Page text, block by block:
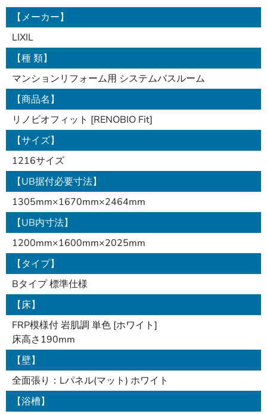
【メーカー】
LIXIL
【種 類】
マンションリフォーム用 システムバスルーム
【商品名】
リノビオフィット [RENOBIO Fit]
【サイズ】
1216サイズ
【UB据付必要寸法】
1305mm×1670mm×2464mm
【UB内寸法】
1200mm×1600mm×2025mm
【タイプ】
Bタイプ 標準仕様
【床】
FRP模様付 岩肌調 単色 [ホワイト]
床高さ190mm
【壁】
全面張り：Lパネル(マット) ホワイト
【浴槽】